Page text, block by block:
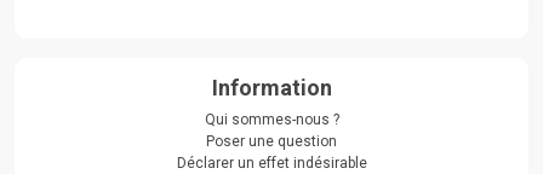
Information
Qui sommes-nous ?
Poser une question
Déclarer un effet indésirable